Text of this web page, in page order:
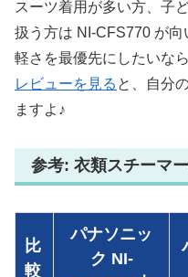
スーツ着用が多い方、子
扱う方は NI-CFS770 が
軽さを最優先にしたいなら
レビューを見る と、自分
ますよ♪
参考: 衣類スチーマ
比
較
パナソニッ
ク NI-